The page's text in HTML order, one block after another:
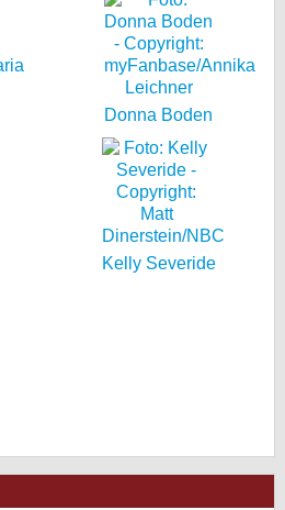
Donna Boden
Kelly Severide